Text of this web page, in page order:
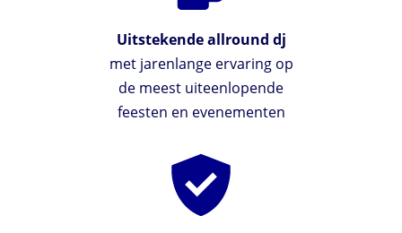
Uitstekende allround dj
met jarenlange ervaring op
de meest uiteenlopende
feesten en evenementen